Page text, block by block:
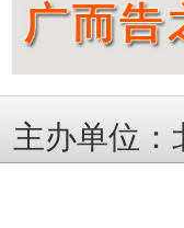
主办单位：